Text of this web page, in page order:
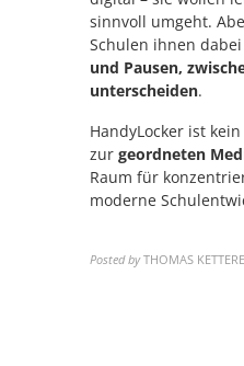
sinnvoll umgeht.
Schulen ihnen
und Pausen,
unterscheiden.
HandyLocker ist
zurgeordneten
Raum für
moderne
Posted by THOMAS